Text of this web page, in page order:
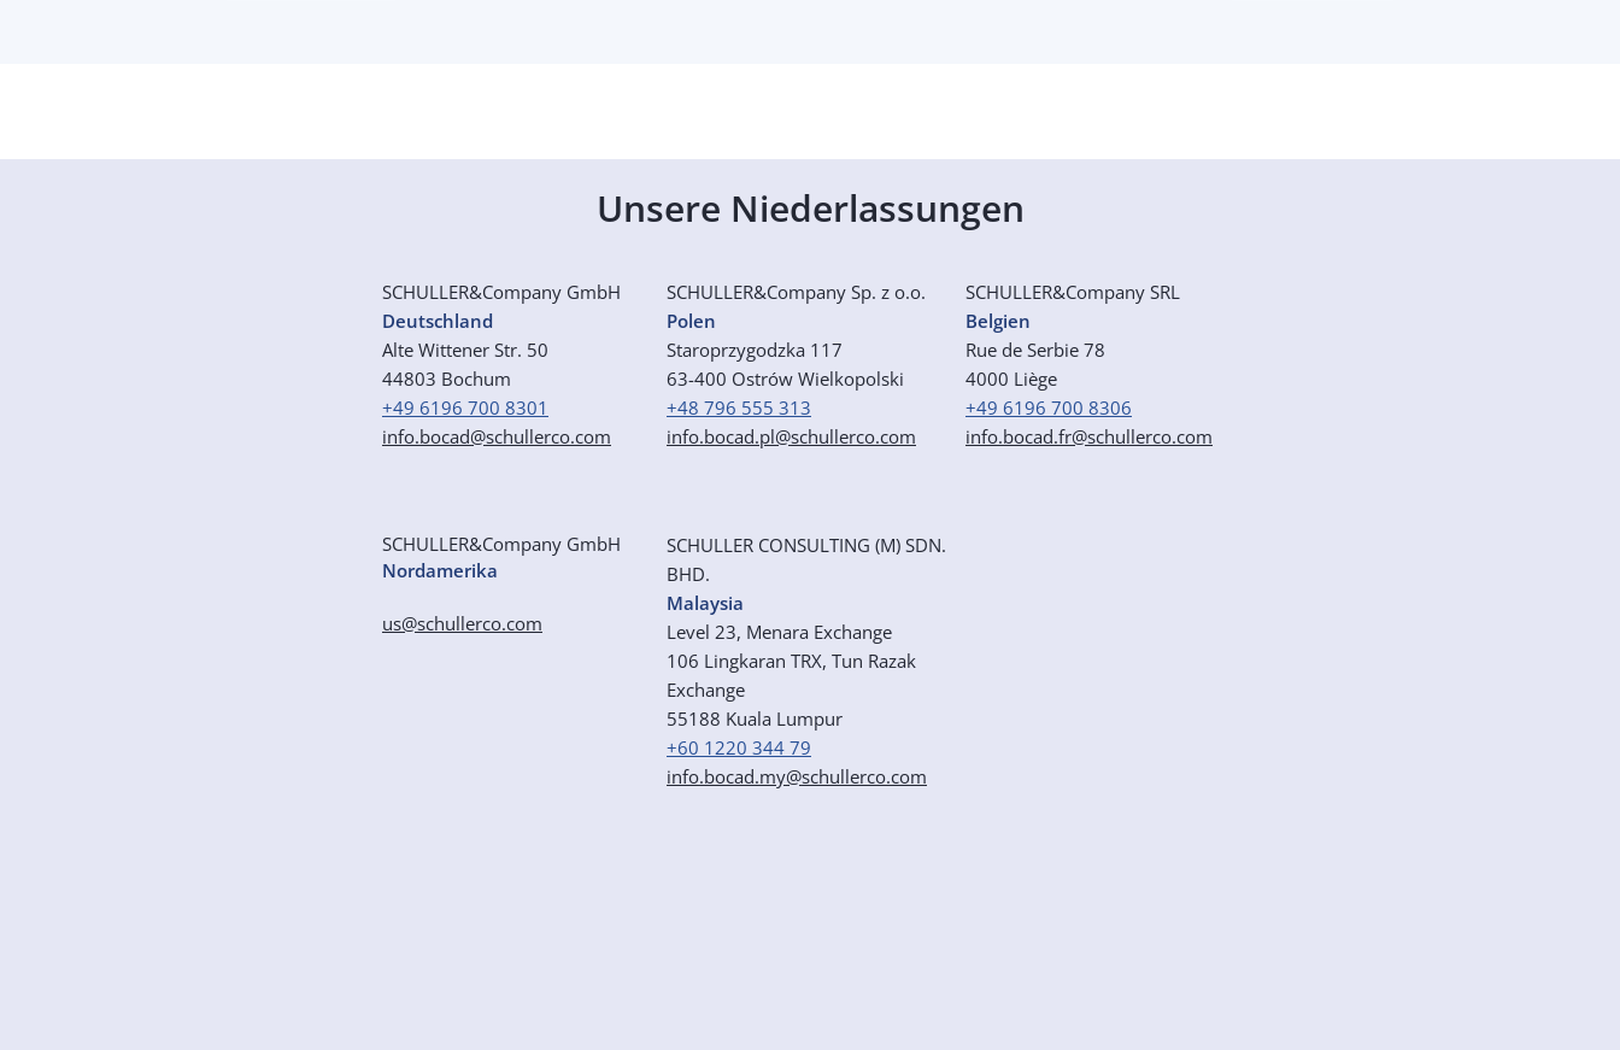
Unsere Niederlassungen
SCHULLER&Company GmbH
Deutschland
Alte Wittener Str. 50
44803 Bochum
+49 6196 700 8301
info.bocad@schullerco.com
SCHULLER&Company Sp. z o.o.
Polen
Staroprzygodzka 117
63-400 Ostrów Wielkopolski
+48 796 555 313
info.bocad.pl@schullerco.com
SCHULLER&Company SRL
Belgien
Rue de Serbie 78
4000 Liège
+49 6196 700 8306
info.bocad.fr@schullerco.com
SCHULLER&Company GmbH
Nordamerika
us@schullerco.com
SCHULLER CONSULTING (M) SDN.
BHD.
Malaysia
Level 23, Menara Exchange
106 Lingkaran TRX, Tun Razak
Exchange
55188 Kuala Lumpur
+60 1220 344 79
info.bocad.my@schullerco.com